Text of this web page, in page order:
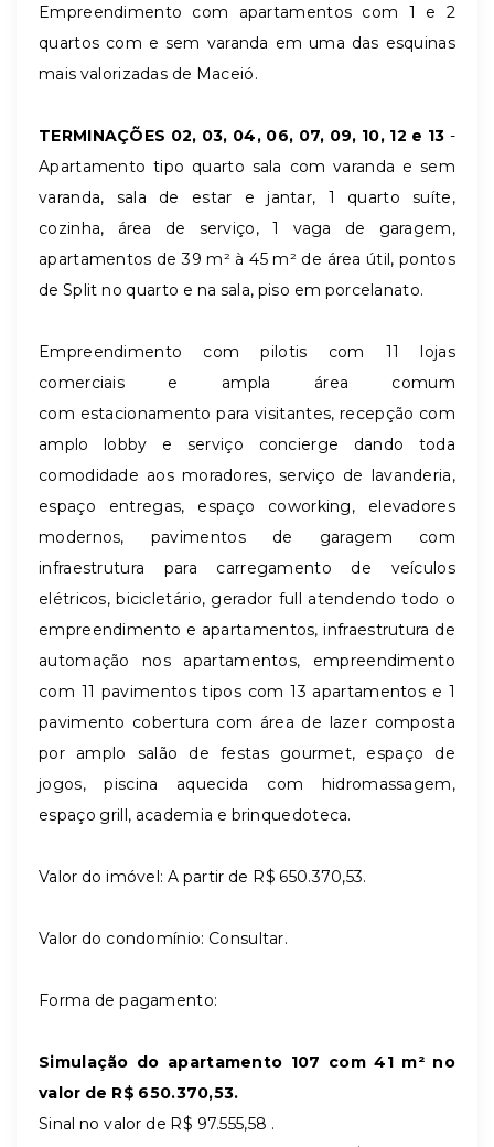
Empreendimento com apartamentos com 1 e 2
quartos com e sem varanda em uma das esquinas
mais valorizadas de Maceió.
TERMINAÇÕES 02, 03, 04, 06, 07, 09, 10, 12 e 13 -
Apartamento tipo quarto sala com varanda e sem
varanda, sala de estar e jantar, 1 quarto suíte,
cozinha, área de serviço, 1 vaga de garagem,
apartamentos de 39 m² à 45 m² de área útil, pontos
de Split no quarto e na sala, piso em porcelanato.
Empreendimento com pilotis com 11 lojas
comerciais e ampla área comum
com estacionamento para visitantes, recepção com
amplo lobby e serviço concierge dando toda
comodidade aos moradores, serviço de lavanderia,
espaço entregas, espaço coworking, elevadores
modernos, pavimentos de garagem com
infraestrutura para carregamento de veículos
elétricos, bicicletário, gerador full atendendo todo o
empreendimento e apartamentos, infraestrutura de
automação nos apartamentos, empreendimento
com 11 pavimentos tipos com 13 apartamentos e 1
pavimento cobertura com área de lazer composta
por amplo salão de festas gourmet, espaço de
jogos, piscina aquecida com hidromassagem,
espaço grill, academia e brinquedoteca.
Valor do imóvel: A partir de R$ 650.370,53.
Valor do condomínio: Consultar.
Forma de pagamento:
Simulação do apartamento 107 com 41 m² no
valor de R$ 650.370,53.
Sinal no valor de R$ 97.555,58 .